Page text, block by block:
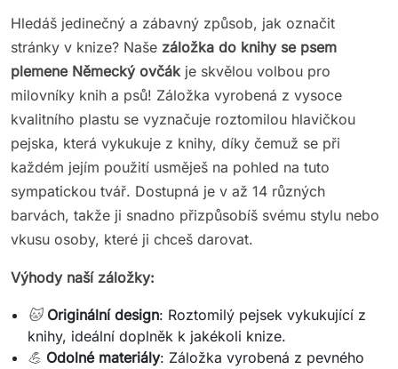
Hledáš jedinečný a zábavný způsob, jak označit
stránky v knize? Naše záložka do knihy se psem
plemene Německý ovčák je skvělou volbou pro
milovníky knih a psů! Záložka vyrobená z vysoce
kvalitního plastu se vyznačuje roztomilou hlavičkou
pejska, která vykukuje z knihy, díky čemuž se při
každém jejím použití usměješ na pohled na tuto
sympatickou tvář. Dostupná je v až 14 různých
barvách, takže ji snadno přizpůsobíš svému stylu nebo
vkusu osoby, které ji chceš darovat.
Výhody naší záložky:
🐱 Originální design: Roztomilý pejsek vykukující z
knihy, ideální doplněk k jakékoli knize.
💪 Odolné materiály: Záložka vyrobená z pevného